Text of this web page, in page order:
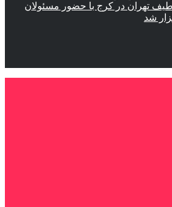
طیف تهران در کرج با حضور مسئولان
شد